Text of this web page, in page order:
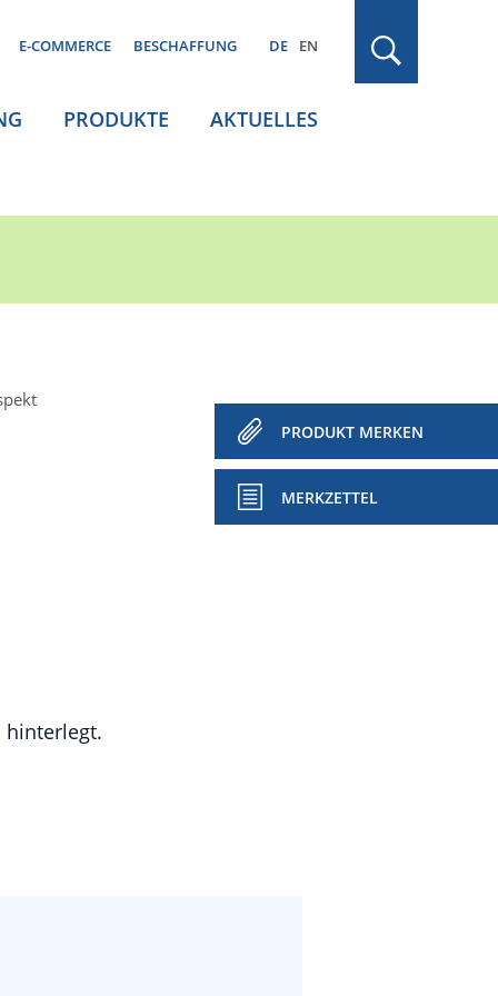
E-COMMERCE BESCHAFFUNG DE EN
PRODUKTE AKTUELLES
PRODUKT MERKEN
MERKZETTEL
hinterlegt.